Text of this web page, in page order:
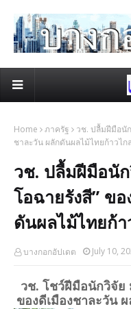
Home ภาครัฐ
วช. ปลื้มฝีมือนัก
ชาละวัน ผลักดันผลไม้ไทยก้าวไ
วช. ปลื้มฝีมือนัก
โอฉายรังสี” ข
ดันผลไม้ไทยก้
บางกอกอัปเดต July 10,
วช. โชว์ฝีมือนักวิจัย
ของดีเมืองชาละวัน